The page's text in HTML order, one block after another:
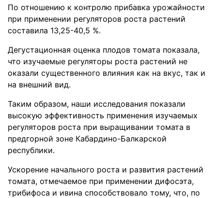
По отношению к контролю прибавка урожайности
при применении регуляторов роста растений
составила 13,25-40,5 %.
Дегустационная оценка плодов томата показала,
что изучаемые регуляторы роста растений не
оказали существенного влияния как на вкус, так и
на внешний вид.
Таким образом, наши исследования показали
высокую эффективность применения изучаемых
регуляторов роста при выращивании томата в
предгорной зоне Кабардино-Балкарской
республики.
Ускорение начального роста и развития растений
томата, отмечаемое при применении дифосэта,
трибифоса и ивина способствовало тому, что, по